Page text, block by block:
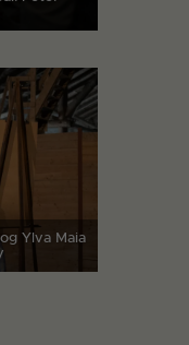
Ylva Maia